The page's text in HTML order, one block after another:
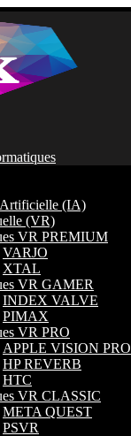
(IA)
(VR)
VR PREMIUM
VARJO
XTAL
VR GAMER
INDEX VALVE
PIMAX
VR PRO
APPLE VISION PRO
HP REVERB
HTC
VR CLASSIC
META QUEST
PSVR